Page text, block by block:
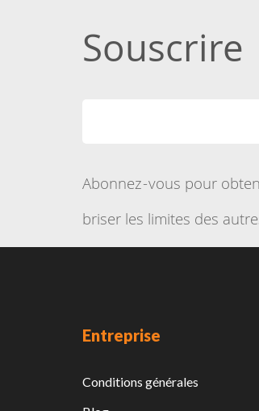
Souscrire
Abonnez-vous pour
briser les limites des
Entreprise
Conditions générales